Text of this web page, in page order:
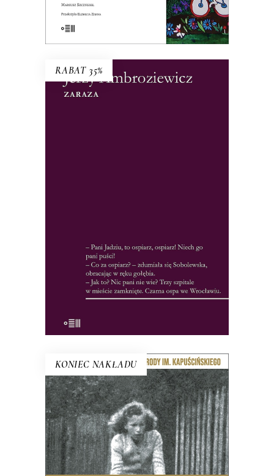
E-BOOK DO KOSZYKA
RABAT 35%
KSIĄŻKA DO KOSZYKA
KONIEC NAKŁADU
CUDOWNA
Dzięki raportom SB Piotr Nesterowicz
relacjonuje historię „cudu
zabłudowskiego” minuta po minucie.